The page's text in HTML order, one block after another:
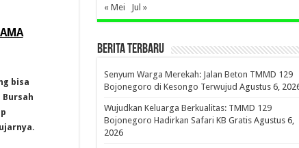
bisa
« Mei
Jul »
BERITA TERBARU
Senyum Warga Merekah: Jalan Beton TMMD 129
Bojonegoro di Kesongo Terwujud Agustus 6,
Wujudkan Keluarga Berkualitas: TMMD 129
Bojonegoro Hadirkan Safari KB Gratis Agustus 6,
2026